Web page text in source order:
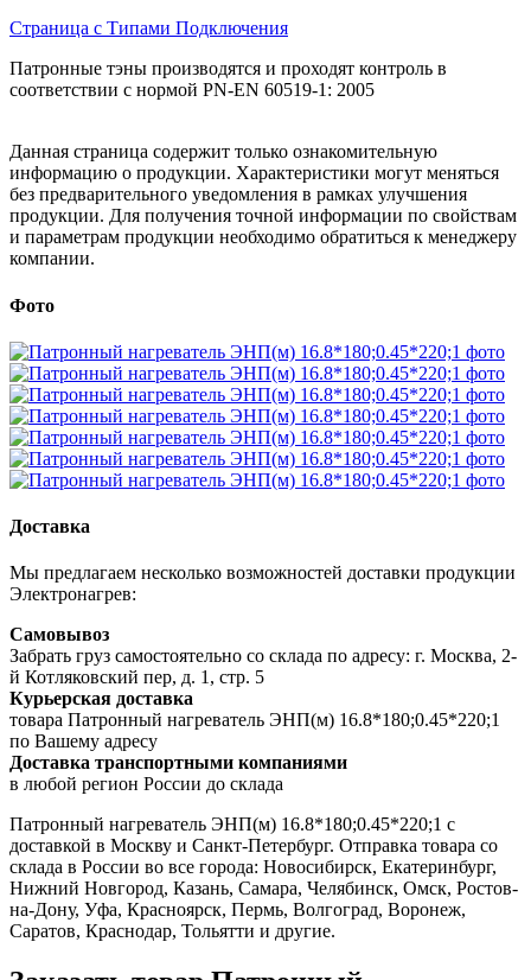
Страница с Типами Подключения
Патронные тэны производятся и проходят контроль в
соответствии с нормой PN-EN 60519-1: 2005
Данная страница содержит только ознакомительную
информацию о продукции. Характеристики могут меняться
без предварительного уведомления в рамках улучшения
продукции. Для получения точной информации по свойствам
и параметрам продукции необходимо обратиться к менеджеру
компании.
Фото
Доставка
Мы предлагаем несколько возможностей доставки продукции
Электронагрев:
Самовывоз
Забрать груз самостоятельно со склада по адресу: г. Москва, 2-
й Котляковский пер, д. 1, стр. 5
Курьерская доставка
товара Патронный нагреватель ЭНП(м) 16.8*180;0.45*220;1
по Вашему адресу
Доставка транспортными компаниями
в любой регион России до склада
Патронный нагреватель ЭНП(м) 16.8*180;0.45*220;1 с
доставкой в Москву и Санкт-Петербург. Отправка товара со
склада в России во все города: Новосибирск, Екатеринбург,
Нижний Новгород, Казань, Самара, Челябинск, Омск, Ростов-
на-Дону, Уфа, Красноярск, Пермь, Волгоград, Воронеж,
Саратов, Краснодар, Тольятти и другие.